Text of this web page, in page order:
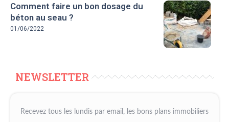
Comment faire un bon dosage du
béton au seau ?
01/06/2022
NEWSLETTER
Recevez tous les lundis par email, les bons plans immobiliers